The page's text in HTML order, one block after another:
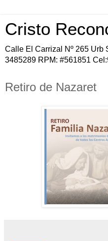
Cristo
Calle El Carrizal Nº 265 Urb
3485289 RPM: #561851
Retiro de Nazaret